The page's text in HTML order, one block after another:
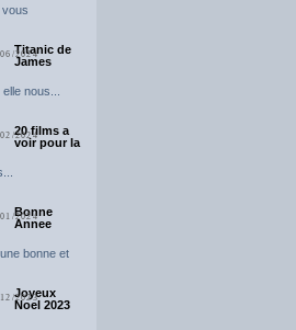
2024
Titanic de
James
nous...
2024
20 films a
voir pour la
2024
Bonne
Annee
bonne et
2023
Joyeux
Noel 2023